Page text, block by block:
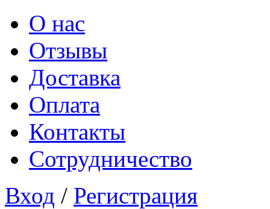
О нас
Отзывы
Доставка
Оплата
Контакты
Сотрудничество
Вход / Регистрация